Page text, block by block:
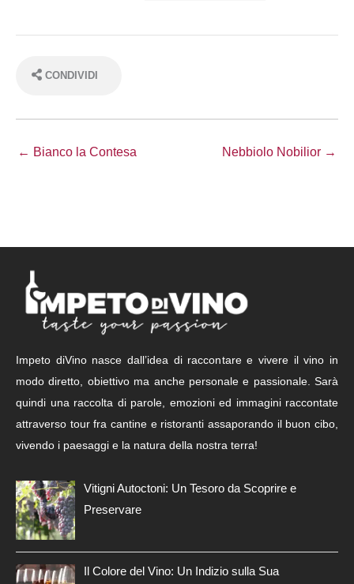
CONDIVIDI
← Bianco la Contesa Nebbiolo Nobilior →
Impeto diVino nasce dall’idea di raccontare e vivere il vino in
modo diretto, obiettivo ma anche personale e passionale. Sarà
quindi una raccolta di parole, emozioni ed immagini raccontate
attraverso tour fra cantine e ristoranti assaporando il buon cibo,
vivendo i paesaggi e la natura della nostra terra!
Vitigni Autoctoni: Un Tesoro da Scoprire e
Preservare
Il Colore del Vino: Un Indizio sulla Sua